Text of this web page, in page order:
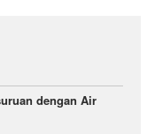
dengan Air